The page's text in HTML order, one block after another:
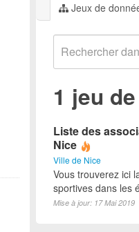
Jeux de
1 jeu
Liste des
Nice
Ville de Nice
Vous trouverez ici
sportives dans les
Mise à jour: 17 Mai 2019